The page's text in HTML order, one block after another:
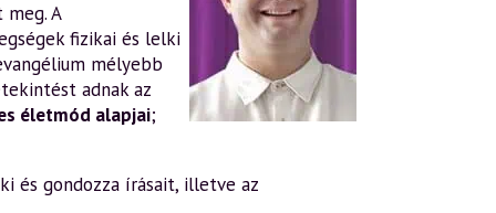
A
fizikai és lelki
mélyebb
adnak az
életmód alapjai;
és gondozza írásait, illetve az